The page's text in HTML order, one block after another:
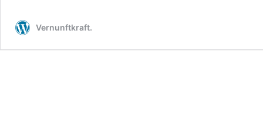
Vernunftkraft.